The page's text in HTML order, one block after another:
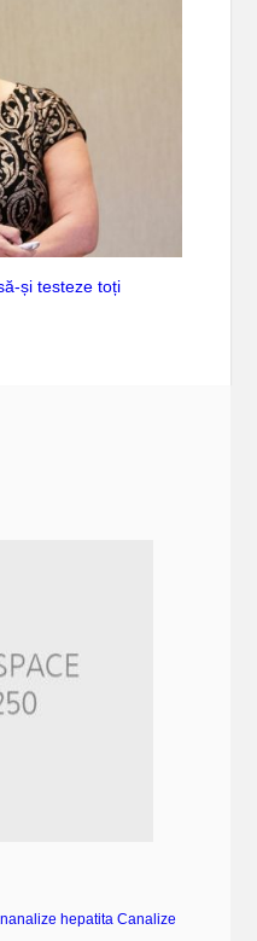
și testeze toți
analize hepatita Canalize